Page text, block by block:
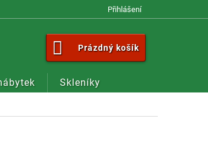
Přihlášení
NÁKUPNÍ
KOŠÍK
Prázdný košík
Skleníky